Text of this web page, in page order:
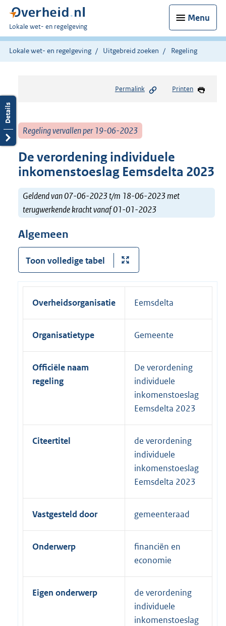
Menu
U
bent
hier:
Lokale wet- en regelgeving
Lokale wet- en regelgeving Uitgebreid zoeken Regeling
Permalink Printen
Regeling vervallen per 19-06-2023
De verordening individuele
inkomenstoeslag Eemsdelta 2023
Geldend van 07-06-2023 t/m 18-06-2023 met
terugwerkende kracht vanaf 01-01-2023
Algemeen
Toon volledige tabel
Overheidsorganisatie Eemsdelta
Organisatietype Gemeente
Officiële naam
regeling
De verordening
individuele
inkomenstoeslag
Eemsdelta 2023
Citeertitel
de verordening
individuele
inkomenstoeslag
Eemsdelta 2023
Vastgesteld door gemeenteraad
Onderwerp
financiën en
economie
Eigen onderwerp
de verordening
individuele
inkomenstoeslag